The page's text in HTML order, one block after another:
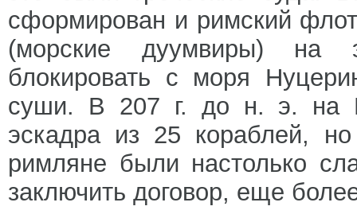
сформирован и римский
(морские дуумвиры) на
блокировать с моря
суши. В 207 г. до н. э. на
эскадра из 25 кораблей,
римляне были настолько
заключить договор, еще